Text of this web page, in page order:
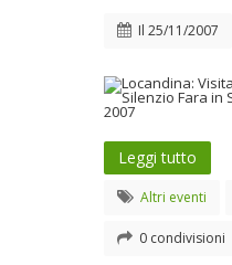
Il 25/11/2007
Leggi tutto
Altri eventi
0 condivisioni